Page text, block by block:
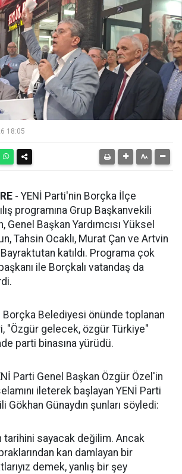
18:05
- YENİ Parti'nin Borçka İlçe
programına Grup Başkanvekili
Genel Başkan Yardımcısı Yüksel
Tahsin Ocaklı, Murat Çan ve Artvin
katıldı. Programa çok
ile Borçkalı vatandaş da
Borçka Belediyesi önünde toplanan
"Özgür gelecek, özgür Türkiye"
parti binasına yürüdü.
Parti Genel Başkan Özgür Özel'in
ileterek başlayan YENİ Parti
Gökhan Günaydın şunları söyledi:
tarihini sayacak değilim. Ancak
kan damlayan bir
demek, yanlış bir şey